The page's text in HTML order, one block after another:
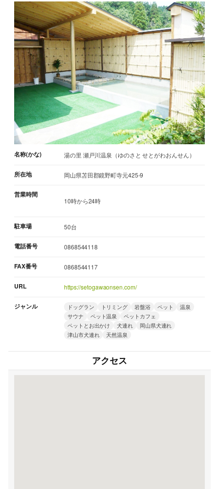
名称(かな) 湯の里 瀬戸川温泉（ゆのさと せとがわおんせん）
所在地 岡山県苫田郡鏡野町寺元425-9
営業時間
10時から24時
駐車場 50台
電話番号 0868544118
FAX番号 0868544117
URL https://setogawaonsen.com/
ジャンル ドッグラン トリミング 岩盤浴 ペット
温泉
サウナ
ペット温泉
ペットカフェ
ペットとお出かけ
犬連れ
岡山県犬連れ
津山市犬連れ
天然温泉
アクセス